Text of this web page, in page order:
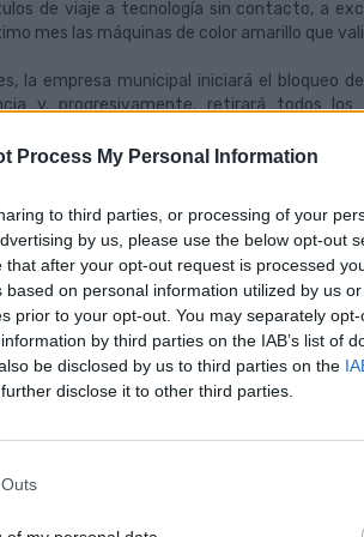
Process My Personal Information
to third parties, or processing of your
by us, please use the below opt-out
after your opt-out request is processed
on personal information utilized by us
prior to your opt-out. You may separately
by third parties on the IAB’s list of
be disclosed by us to third parties on the
disclose it to other third parties.
de viaje a tecnología sin contacto, a
mes las máquinas de color amarillo que
la empresa municipal iniciará el bloqueo
y, progresivamente, retirará todos
municipal advierte a los viajeros que
se encuentre deshabilitado.
canceladoras, Guaguas Municipales
Alta y Teatro) y en la estación de
tarjeta del BonoGuagua sin contacto. Si el
oficinas comerciales o en la red de
de los viajes, que debe realizarse
el operario de Guaguas Municipales
y agrega el saldo equivalente (0,85 euros
de finalizado –con la incorporación del
cancelaciones diarias se realizan a través
clientes puedan adaptarse con